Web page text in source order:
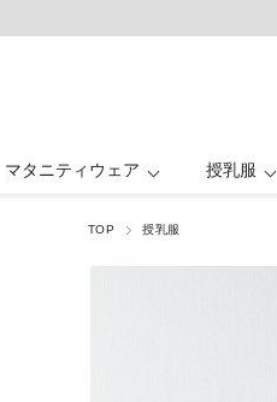
マタニティウェア 授乳服
TOP 授乳服